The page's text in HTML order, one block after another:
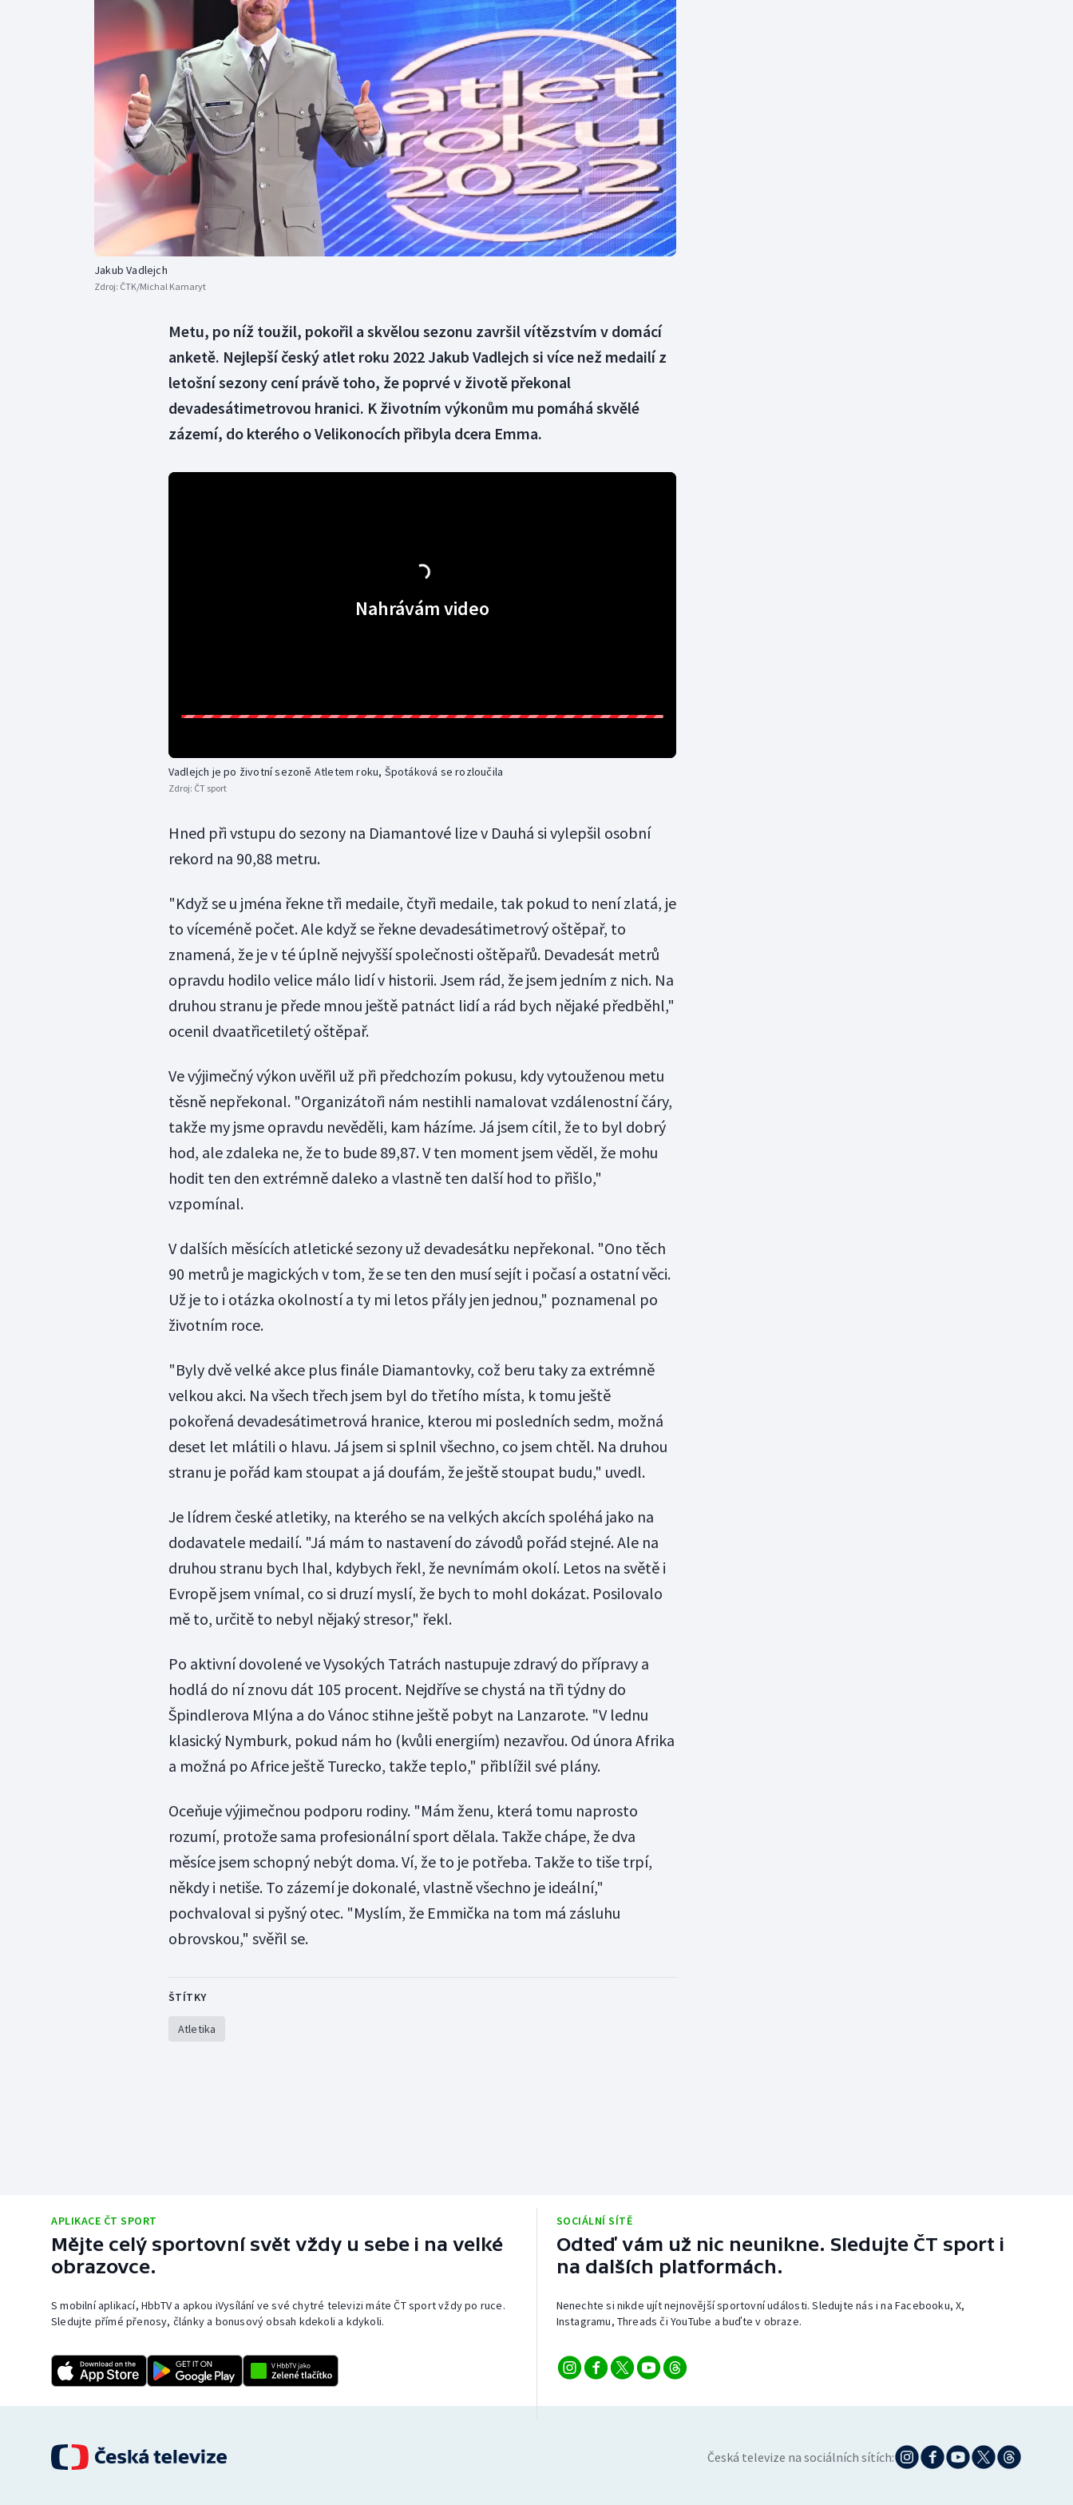
Curling
Dostihy
Florbal
Futsal
Golf
Gymnastika
Moderní pětiboj
Motorsport
Olympijské hry
Parasport
Plavání
Plážový volejbal
Triatlon
Veslování
Vodní slalom
Volejbal
Ostatní
Jakub Vadlejch
Zdroj: ČTK/Michal Kamaryt
Metu, po níž toužil, pokořil a skvělou sezonu završil vítězstvím v domácí
anketě. Nejlepší český atlet roku 2022 Jakub Vadlejch si více než medailí z
letošní sezony cení právě toho, že poprvé v životě překonal
devadesátimetrovou hranici. K životním výkonům mu pomáhá skvělé
zázemí, do kterého o Velikonocích přibyla dcera Emma.
Nahrávám video
Vadlejch je po životní sezoně Atletem roku, Špotáková se rozloučila
Zdroj: ČT sport
Hned při vstupu do sezony na Diamantové lize v Dauhá si vylepšil osobní
rekord na 90,88 metru.
"Když se u jména řekne tři medaile, čtyři medaile, tak pokud to není zlatá, je
to víceméně počet. Ale když se řekne devadesátimetrový oštěpař, to
znamená, že je v té úplně nejvyšší společnosti oštěpařů. Devadesát metrů
opravdu hodilo velice málo lidí v historii. Jsem rád, že jsem jedním z nich. Na
druhou stranu je přede mnou ještě patnáct lidí a rád bych nějaké předběhl,"
ocenil dvaatřicetiletý oštěpař.
Ve výjimečný výkon uvěřil už při předchozím pokusu, kdy vytouženou metu
těsně nepřekonal. "Organizátoři nám nestihli namalovat vzdálenostní čáry,
takže my jsme opravdu nevěděli, kam házíme. Já jsem cítil, že to byl dobrý
hod, ale zdaleka ne, že to bude 89,87. V ten moment jsem věděl, že mohu
hodit ten den extrémně daleko a vlastně ten další hod to přišlo,"
vzpomínal.
V dalších měsících atletické sezony už devadesátku nepřekonal. "Ono těch
90 metrů je magických v tom, že se ten den musí sejít i počasí a ostatní věci.
Už je to i otázka okolností a ty mi letos přály jen jednou," poznamenal po
životním roce.
"Byly dvě velké akce plus finále Diamantovky, což beru taky za extrémně
velkou akci. Na všech třech jsem byl do třetího místa, k tomu ještě
pokořená devadesátimetrová hranice, kterou mi posledních sedm, možná
deset let mlátili o hlavu. Já jsem si splnil všechno, co jsem chtěl. Na druhou
stranu je pořád kam stoupat a já doufám, že ještě stoupat budu," uvedl.
Je lídrem české atletiky, na kterého se na velkých akcích spoléhá jako na
dodavatele medailí. "Já mám to nastavení do závodů pořád stejné. Ale na
druhou stranu bych lhal, kdybych řekl, že nevnímám okolí. Letos na světě i
Evropě jsem vnímal, co si druzí myslí, že bych to mohl dokázat. Posilovalo
mě to, určitě to nebyl nějaký stresor," řekl.
Po aktivní dovolené ve Vysokých Tatrách nastupuje zdravý do přípravy a
hodlá do ní znovu dát 105 procent. Nejdříve se chystá na tři týdny do
Špindlerova Mlýna a do Vánoc stihne ještě pobyt na Lanzarote. "V lednu
klasický Nymburk, pokud nám ho (kvůli energiím) nezavřou. Od února Afrika
a možná po Africe ještě Turecko, takže teplo," přiblížil své plány.
Oceňuje výjimečnou podporu rodiny. "Mám ženu, která tomu naprosto
rozumí, protože sama profesionální sport dělala. Takže chápe, že dva
měsíce jsem schopný nebýt doma. Ví, že to je potřeba. Takže to tiše trpí,
někdy i netiše. To zázemí je dokonalé, vlastně všechno je ideální,"
pochvaloval si pyšný otec. "Myslím, že Emmička na tom má zásluhu
obrovskou," svěřil se.
ŠTÍTKY
Atletika
APLIKACE ČT SPORT
Mějte celý sportovní svět vždy u sebe i na velké
obrazovce.
S mobilní aplikací, HbbTV a apkou iVysílání ve své chytré televizi máte ČT sport vždy po ruce.
Sledujte přímé přenosy, články a bonusový obsah kdekoli a kdykoli.
SOCIÁLNÍ SÍTĚ
Odteď vám už nic neunikne. Sledujte ČT sport i
na dalších platformách.
Nenechte si nikde ujít nejnovější sportovní události. Sledujte nás i na Facebooku, X,
Instagramu, Threads či YouTube a buďte v obraze.
Česká televize na sociálních sítích: